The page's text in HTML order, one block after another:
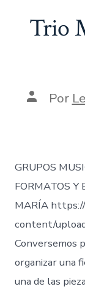
Trio
AutorPor
GRUPOS
FORMATOS Y
MARÍA
content/
Conversemos
organizar una
una de las